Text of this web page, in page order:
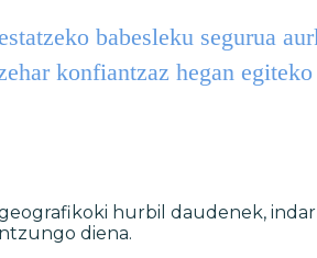
babesleku segurua
konfiantzaz hegan
hurbil daudenek,
diena.